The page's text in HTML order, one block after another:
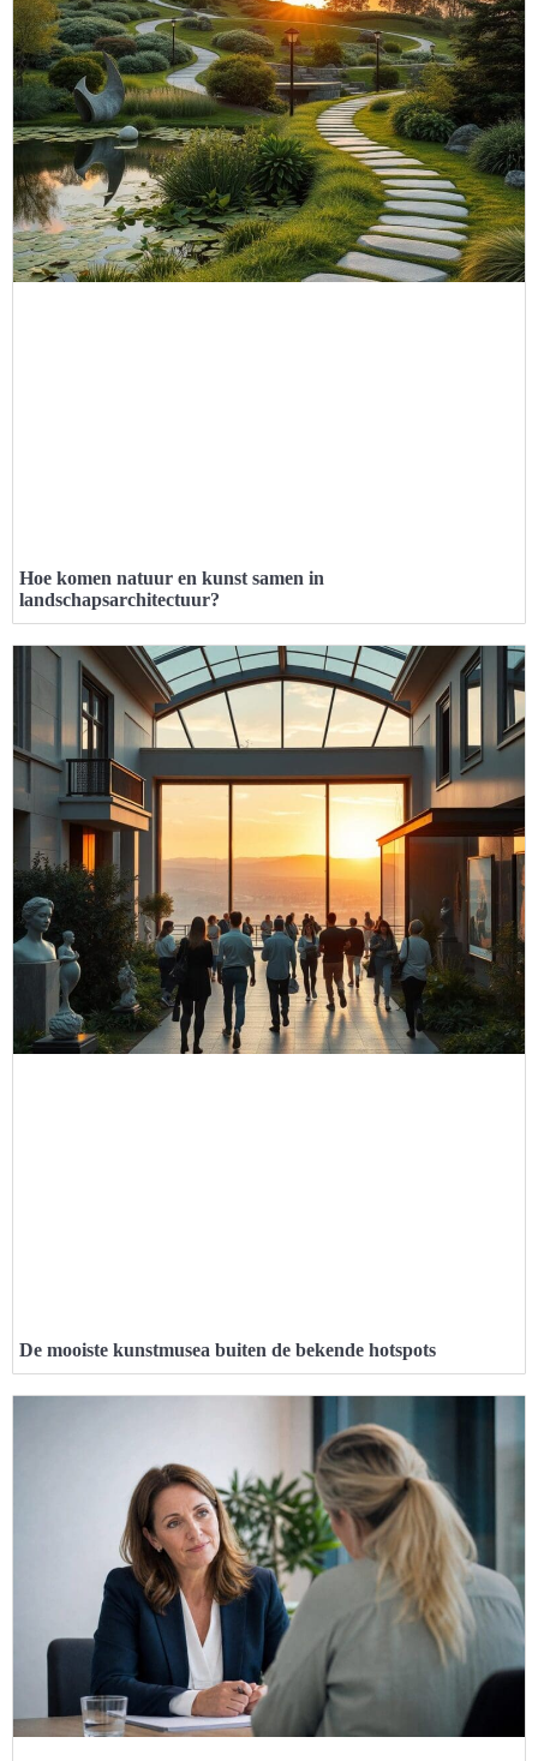
Hoe komen natuur en kunst samen in
landschapsarchitectuur?
De mooiste kunstmusea buiten de bekende hotspots